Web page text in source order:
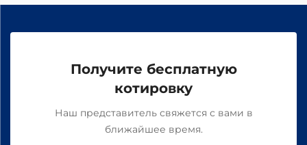
Получите бесплатную
котировку
Наш представитель свяжется с вами в
ближайшее время.